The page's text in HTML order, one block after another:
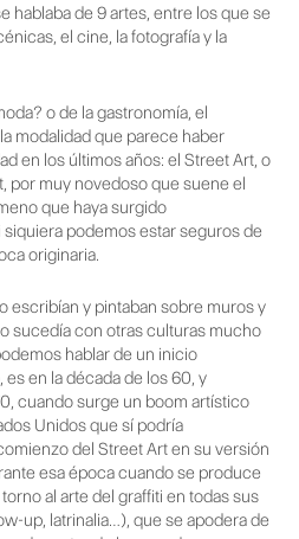
hablaba de 9 artes, entre los que se
el cine, la fotografía y la
o de la gastronomía, el
modalidad que parece haber
en los últimos años: el Street Art, o
por muy novedoso que suene el
que haya surgido
podemos estar seguros de
originaria.
escribían y pintaban sobre muros y
sucedía con otras culturas mucho
hablar de un inicio
en la década de los 60, y
cuando surge un boom artístico
Unidos que sí podría
del Street Art en su versión
esa época cuando se produce
al arte del graffiti en todas sus
up, latrinalia…), que se apodera de